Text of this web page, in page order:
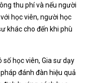
thu phí và nếu người
học viên, người học
khác cho đến khi phù
học viên, Gia sư dạy
đánh đàn hiệu quả